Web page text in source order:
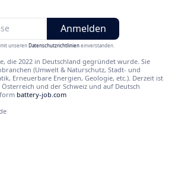
unserenDatenschutzrichtlinieneinverstanden.
die 2022 in Deutschland gegründet wurde. Sie
(Umwelt & Naturschutz, Stadt- und
Erneuerbare Energien, Geologie, etc.). Derzeit ist
und der Schweiz und auf Deutsch
battery-job.com